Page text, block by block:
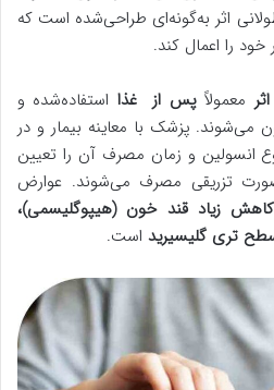
اثر به‌گونه‌ای طراحی‌شده است که
را اعمال کند.
معمولاًپس از غذا استفاده‌شده و
پزشک با معاینه بیمار و در
انسولین و زمان مصرف آن را تعیین
تزریقی مصرف می‌شوند. عوارض
زیاد قند خون (هیپوگلیسمی)،
تری گلیسیرید است.